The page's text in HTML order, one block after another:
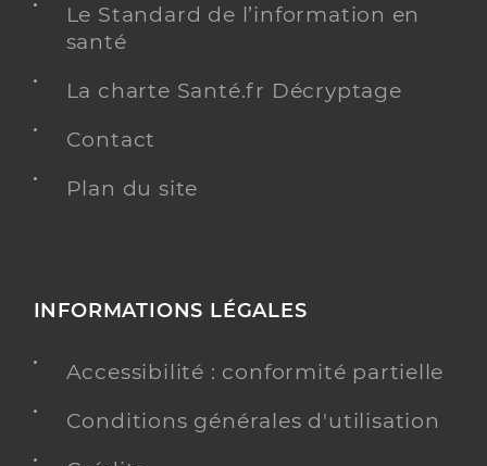
Le Standard de l’information en
santé
La charte Santé.fr Décryptage
Contact
Plan du site
INFORMATIONS LÉGALES
Accessibilité : conformité partielle
Conditions générales d'utilisation